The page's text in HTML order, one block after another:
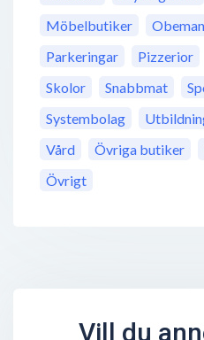
Möbelbutiker
Parkeringar
Pizzerior
Skolor
Snabbmat
Systembolag
Vård
Övriga butiker
Övrigt
Vill du